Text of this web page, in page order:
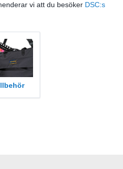
vi att du besöker DSC:s